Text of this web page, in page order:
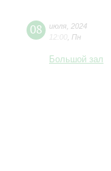
08 июля 2024
12:00 Пн
Большой зал